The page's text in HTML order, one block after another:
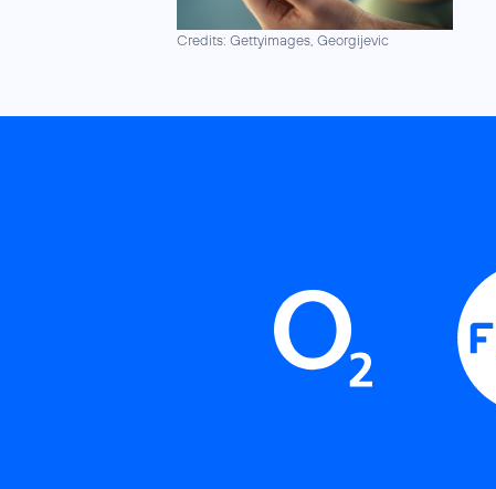
Credits: Gettyimages, Georgijevic